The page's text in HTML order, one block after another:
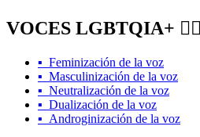
VOCES LGBTQIA+ 🏳️‍🌈
▪️ Feminización de la voz
▪️ Masculinización de la voz
▪️ Neutralización de la voz
▪️ Dualización de la voz
▪️ Androginización de la voz